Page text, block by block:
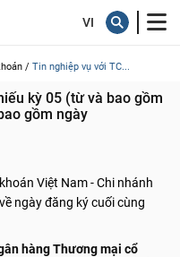
/ Tin nghiệp vụ với TC...
kỳ 05 (từ và bao gồm
gồm ngày
Việt Nam - Chi nhánh
ngày đăng ký cuối cùng
hàng Thương mại cổ